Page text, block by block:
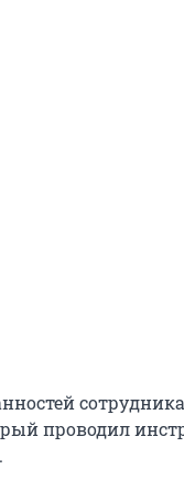
проводил